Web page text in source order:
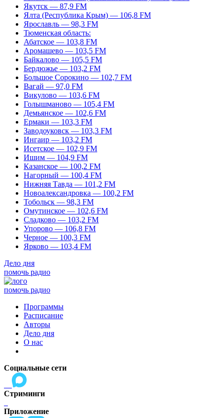
Якутск — 87,9 FM
Ялта (Республика Крым) — 106,8 FM
Ярославль — 98,3 FM
Тюменская область:
Абатское — 103,8 FM
Аромашево — 103,5 FM
Байкалово — 105,5 FM
Бердюжье — 103,2 FM
Большое Сорокино — 102,7 FM
Вагай — 97,0 FM
Викулово — 103,6 FM
Голышманово — 105,4 FM
Демьянское — 102,6 FM
Ермаки — 103,3 FM
Заводоуковск — 103,3 FM
Ингаир — 103,2 FM
Исетское — 102,9 FM
Ишим — 104,9 FM
Казанское — 100,2 FM
Нагорный — 100,4 FM
Нижняя Тавда — 101,2 FM
Новоалександровка — 100,2 FM
Тобольск — 98,3 FM
Омутинское — 102,6 FM
Сладково — 103,2 FM
Упорово — 106,8 FM
Черное — 100,3 FM
Ярково — 103,4 FM
Дело дня
помочь радио
помочь радио
Программы
Расписание
Авторы
Дело дня
О нас
Социальные сети
Стриминги
Приложение